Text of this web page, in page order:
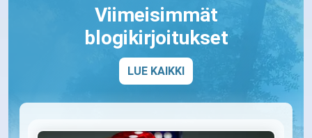
Viimeisimmät
blogikirjoitukset
LUE KAIKKI